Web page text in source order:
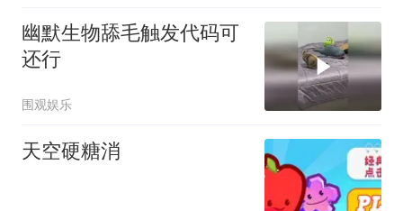
幽默生物舔毛触发代码可
还行
围观娱乐
天空硬糖消